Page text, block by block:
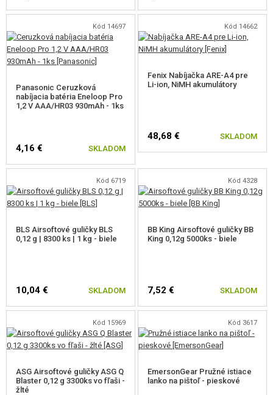
Kód 14697
Panasonic Ceruzková
nabíjacia batéria Eneloop Pro
1,2 V AAA/HR03 930mAh - 1ks
4,16 € SKLADOM
Kód 14662
Fenix Nabíjačka ARE-A4 pre
Li-ion, NiMH akumulátory
48,68 € SKLADOM
Kód 6719
BLS Airsoftové guličky BLS
0,12 g | 8300 ks | 1 kg - biele
10,04 € SKLADOM
Kód 4328
BB King Airsoftové guličky BB
King 0,12g 5000ks - biele
7,52 € SKLADOM
Kód 15969
ASG Airsoftové guličky ASG Q
Blaster 0,12 g 3300ks vo fľaši -
žlté
Kód 3617
EmersonGear Pružné istiace
lanko na pištoľ - pieskové